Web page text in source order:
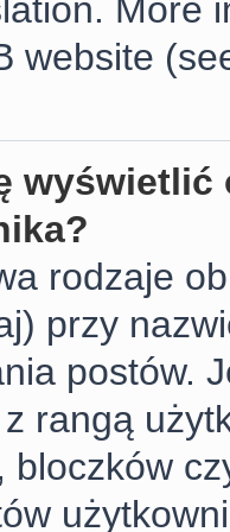
More
website
wyświetlić
rodzaje
przy
postów.
rangą
bloczków